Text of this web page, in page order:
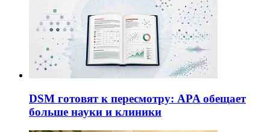
DSM готовят к пересмотру: APA обещает
больше науки и клиники